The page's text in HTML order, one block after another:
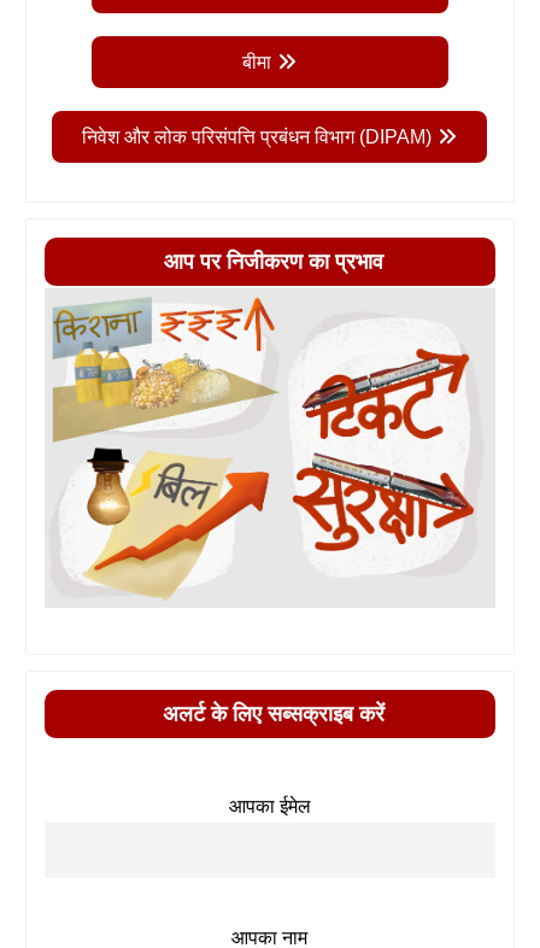
बीमा
निवेश और लोक परिसंपत्ति प्रबंधन विभाग (DIPAM)
आप पर निजीकरण का प्रभाव
अलर्ट के लिए सब्सक्राइब करें
आपका ईमेल
आपका नाम